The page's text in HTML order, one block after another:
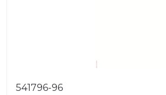
541796-96